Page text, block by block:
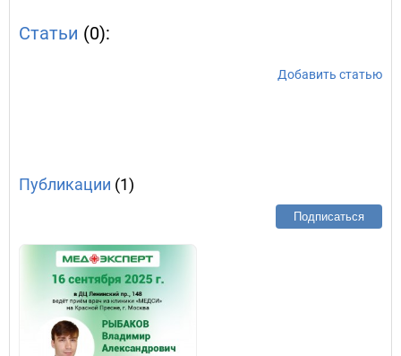
Статьи (0):
Добавить статью
Публикации (1)
Подписаться